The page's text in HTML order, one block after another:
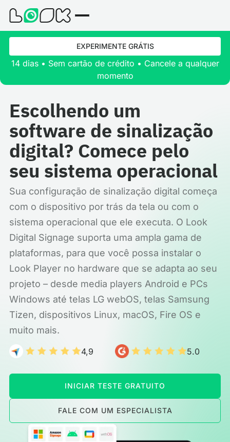
EXPERIMENTE GRÁTIS
14 dias • Sem cartão de crédito • Cancele a qualquer
momento
Escolhendo um
software de sinalização
digital? Comece pelo
seu sistema operacional
Sua configuração de sinalização digital começa
com o dispositivo por trás da tela ou com o
sistema operacional que ele executa. O Look
Digital Signage suporta uma ampla gama de
plataformas, para que você possa instalar o
Look Player no hardware que se adapta ao seu
projeto – desde media players Android e PCs
Windows até telas LG webOS, telas Samsung
Tizen, dispositivos Linux, macOS, Fire OS e
muito mais.
4,9 5.0
INICIAR TESTE GRATUITO
FALE COM UM ESPECIALISTA